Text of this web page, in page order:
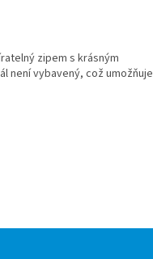
zipem s krásným
není vybavený, což umožňuje